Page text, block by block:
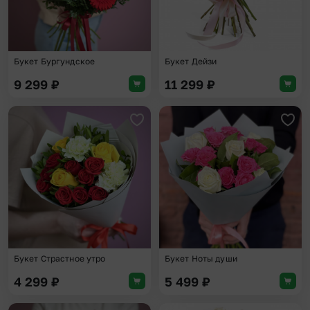
Букет Бургундское
9 299 ₽
Букет Дейзи
11 299 ₽
Добавить в избранное
Букет Страстное утро
4 299 ₽
Букет Ноты души
5 499 ₽